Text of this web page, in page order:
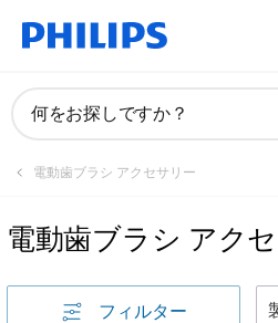
何をお探しですか？
電動歯ブラシ アクセサリー
電動歯ブラシ アク
フィルター